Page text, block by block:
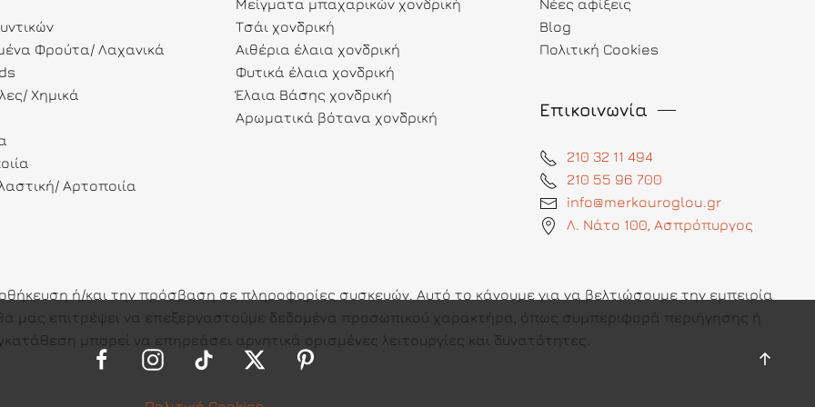
Φρούτα/ Λαχανικά
Χημικά
Αρτοποιία
Μείγματα μπαχαρικών χονδρική
Τσάι χονδρική
Αιθέρια έλαια χονδρική
Φυτικά έλαια χονδρική
Έλαια Βάσης χονδρική
Αρωματικά βότανα χονδρική
Νέες αφίξεις
Blog
Πολιτική Cookies
Επικοινωνία
210 32 11 494
210 55 96 700
info@merkouroglou.gr
Λ. Νάτο 100, Ασπρόπυργος
ή/και την πρόσβαση σε πληροφορίες συσκευών. Αυτό το κάνουμε για να βελτιώσουμε την εμπειρία
θα μας επιτρέψει να επεξεργαστούμε δεδομένα προσωπικού χαρακτήρα, όπως συμπεριφορά περιήγησης ή
μπορεί να επηρεάσει αρνητικά ορισμένες λειτουργίες και δυνατότητες.